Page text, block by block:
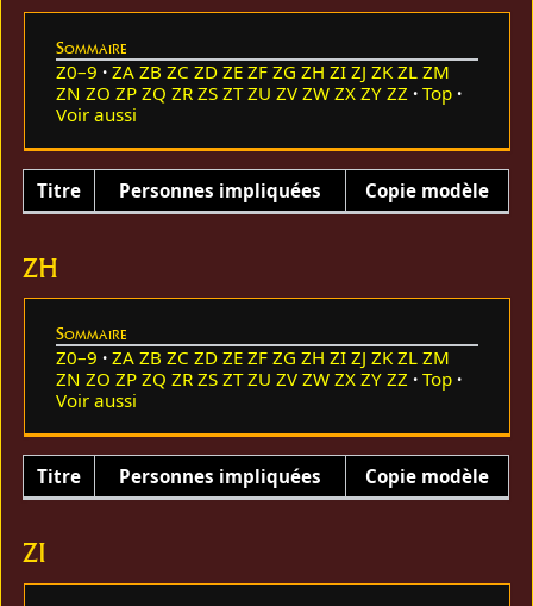
Sommaire
Z0–9 ZA ZB ZC ZD ZE ZF ZG ZH ZI ZJ ZK ZL ZM
ZN ZO ZP ZQ ZR ZS ZT ZU ZV ZW ZX ZY ZZ
Top
Voir aussi
Titre Personnes impliquées Copie modèle
ZH
Sommaire
Z0–9 ZA ZB ZC ZD ZE ZF ZG ZH ZI ZJ ZK ZL ZM
ZN ZO ZP ZQ ZR ZS ZT ZU ZV ZW ZX ZY ZZ
Top
Voir aussi
Titre Personnes impliquées Copie modèle
ZI